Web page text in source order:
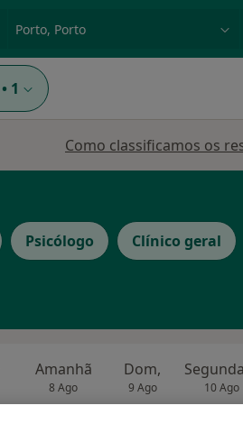
• 1
Como classificamos os
Psicólogo Clínico geral
Amanhã
8 Ago
Dom,
9 Ago 10 Ago